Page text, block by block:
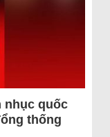
nhục quốc
thống